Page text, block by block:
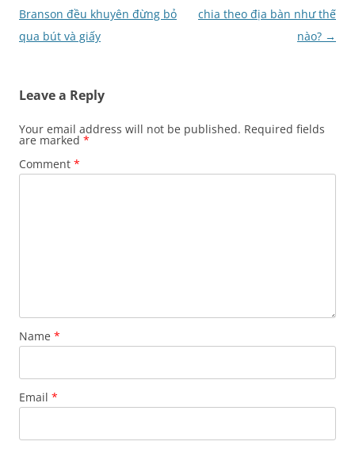
navigation
Branson đều khuyên đừng bỏ
qua bút và giấy
chia theo địa bàn như thế
nào? →
Leave a Reply
Your email address will not be published. Required fields
are marked *
Comment *
Name *
Email *